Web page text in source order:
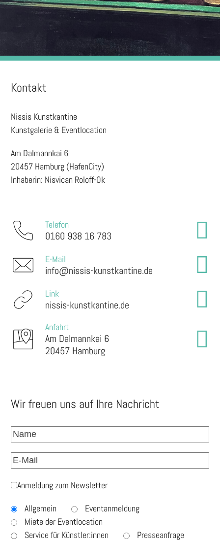
Kontakt
Nissis Kunstkantine
Kunstgalerie & Eventlocation
Am Dalmannkai 6
20457 Hamburg (HafenCity)
Inhaberin: Nisvican Roloff-Ok
Telefon
0160 938 16 783
E-Mail
info@nissis-kunstkantine.de
Link
nissis-kunstkantine.de
Anfahrt
Am Dalmannkai 6
20457 Hamburg
Wir freuen uns auf Ihre Nachricht
Anmeldung zum Newsletter
Allgemein
Eventanmeldung
Miete der Eventlocation
Service für Künstler:innen
Presseanfrage